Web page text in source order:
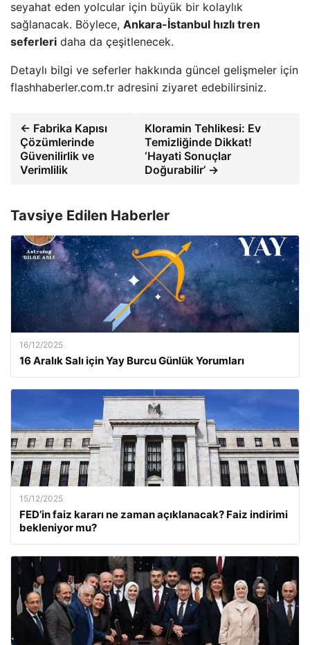
seyahat eden yolcular için büyük bir kolaylık
sağlanacak. Böylece, Ankara-İstanbul hızlı tren
seferleri daha da çeşitlenecek.
Detaylı bilgi ve seferler hakkında güncel gelişmeler için
flashhaberler.com.tr adresini ziyaret edebilirsiniz.
← Fabrika Kapısı
Çözümlerinde
Güvenilirlik ve
Verimlilik
Kloramin Tehlikesi: Ev
Temizliğinde Dikkat!
‘Hayati Sonuçlar
Doğurabilir’ →
Tavsiye Edilen Haberler
16/12/2025
16 Aralık Salı için Yay Burcu Günlük Yorumları
15/12/2025
FED’in faiz kararı ne zaman açıklanacak? Faiz indirimi
bekleniyor mu?